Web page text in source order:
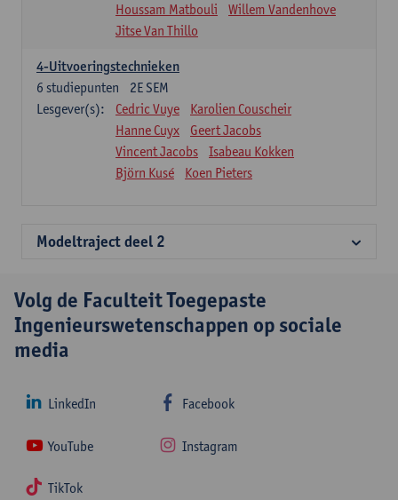
Houssam Matbouli
Willem Vandenhove
Jitse Van Thillo
4-Uitvoeringstechnieken
2E SEM
6 studiepunten
Lesgever(s):
Cedric Vuye
Karolien Couscheir
Hanne Cuyx
Geert Jacobs
Vincent Jacobs
Isabeau Kokken
Björn Kusé
Koen Pieters
Modeltraject deel 2
Volg de Faculteit Toegepaste
Ingenieurswetenschappen op sociale
media
LinkedIn Facebook
YouTube Instagram
TikTok